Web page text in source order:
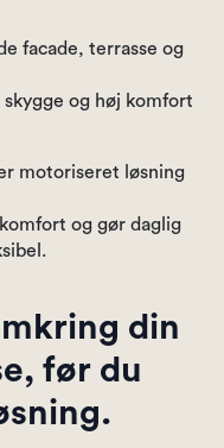
facade, terrasse og
og høj komfort
motoriseret løsning
og gør daglig
din
før du